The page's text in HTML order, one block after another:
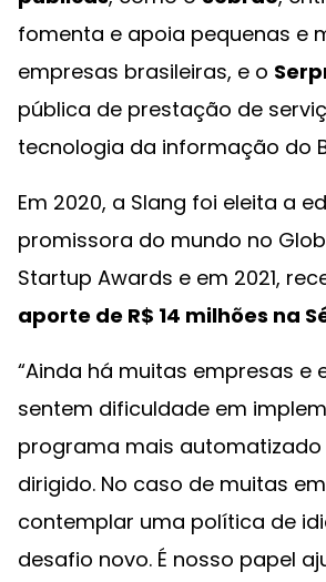
fomenta e apoia pequenas e
empresas brasileiras, e o
pública de prestação de
tecnologia da informação do
Em 2020, a Slang foi eleita a
promissora do mundo no
Startup Awards e em 2021,
aporte de R$ 14 milhões na
“Ainda há muitas empresas e
sentem dificuldade em
programa mais
dirigido. No caso de muitas
contemplar uma política de
desafio novo. É nosso papel